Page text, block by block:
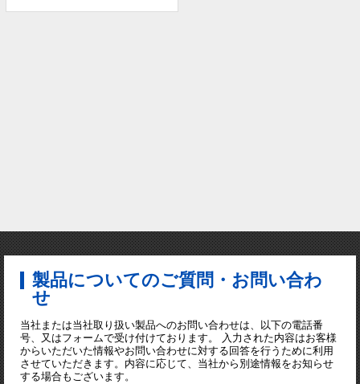
製品についてのご質問・お問い合わ
せ
当社または当社取り扱い製品へのお問い合わせは、以下の電話番
号、又はフォームで受け付けております。 入力された内容はお客様
からいただいた情報やお問い合わせに対する回答を行うために利用
させていただきます。内容に応じて、当社から別途情報をお知らせ
する場合もございます。